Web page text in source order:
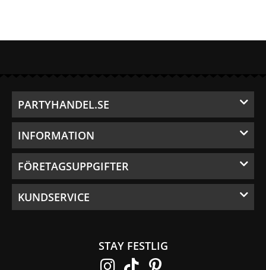
PARTYHANDEL.SE
INFORMATION
FÖRETAGSUPPGIFTER
KUNDSERVICE
STAY FESTLIG